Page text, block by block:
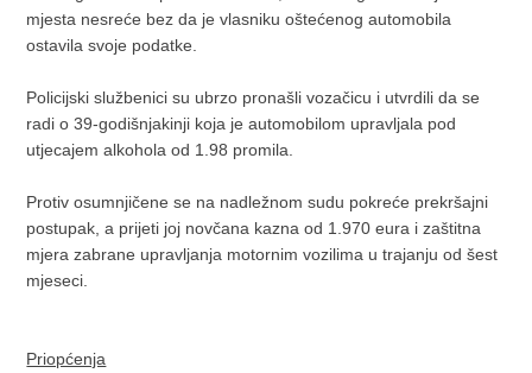
mjesta nesreće bez da je vlasniku oštećenog automobila
ostavila svoje podatke.
Policijski službenici su ubrzo pronašli vozačicu i utvrdili da se
radi o 39-godišnjakinji koja je automobilom upravljala pod
utjecajem alkohola od 1.98 promila.
Protiv osumnjičene se na nadležnom sudu pokreće prekršajni
postupak, a prijeti joj novčana kazna od 1.970 eura i zaštitna
mjera zabrane upravljanja motornim vozilima u trajanju od šest
mjeseci.
Priopćenja